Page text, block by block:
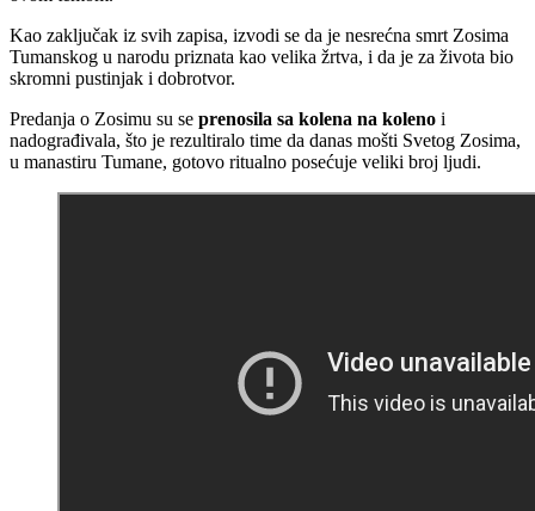
Kao zaključak iz svih zapisa, izvodi se da je nesrećna smrt Zosima
Tumanskog u narodu priznata kao velika žrtva, i da je za života bio
skromni pustinjak i dobrotvor.
Predanja o Zosimu su se prenosila sa kolena na koleno i
nadograđivala, što je rezultiralo time da danas mošti Svetog Zosima,
u manastiru Tumane, gotovo ritualno posećuje veliki broj ljudi.